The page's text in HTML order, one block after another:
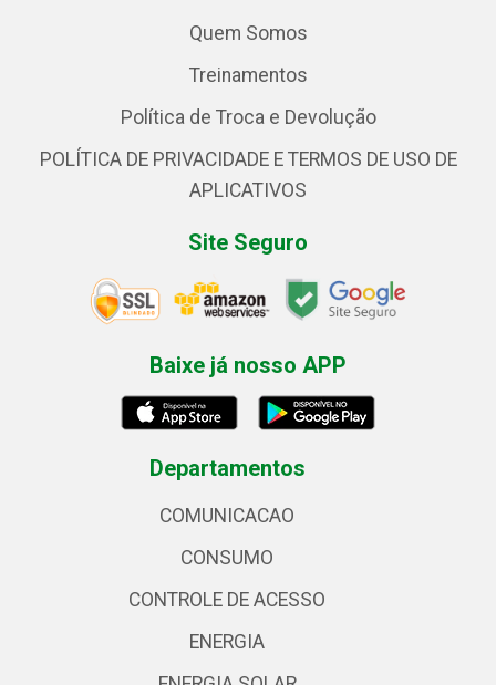
Quem Somos
Treinamentos
Política de Troca e Devolução
POLÍTICA DE PRIVACIDADE E TERMOS DE USO DE
APLICATIVOS
Site Seguro
Baixe já nosso APP
Departamentos
COMUNICACAO
CONSUMO
CONTROLE DE ACESSO
ENERGIA